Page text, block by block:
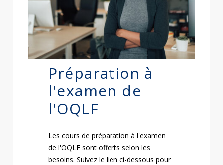
Préparation à
l'examen de
l'OQLF
Les cours de préparation à l'examen
de l'OQLF sont offerts selon les
besoins. Suivez le lien ci-dessous pour